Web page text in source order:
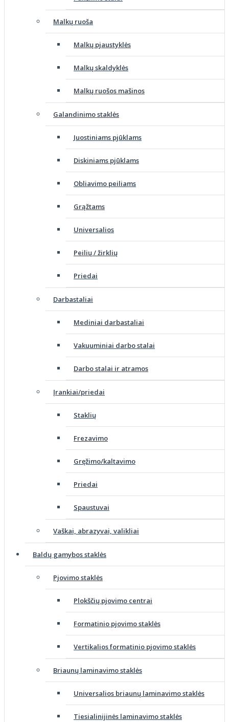
Malkų ruoša
Malkų pjaustyklės
Malkų skaldyklės
Malkų ruošos mašinos
Galandinimo staklės
Juostiniams pjūklams
Diskiniams pjūklams
Obliavimo peiliams
Grąžtams
Universalios
Peilių / žirklių
Priedai
Darbastaliai
Mediniai darbastaliai
Vakuuminiai darbo stalai
Darbo stalai ir atramos
Įrankiai/priedai
Staklių
Frezavimo
Gręžimo/kaltavimo
Priedai
Spaustuvai
Vaškai, abrazyvai, valikliai
Baldų gamybos staklės
Pjovimo staklės
Plokščių pjovimo centrai
Formatinio pjovimo staklės
Vertikalios formatinio pjovimo staklės
Briaunų laminavimo staklės
Universalios briaunų laminavimo staklės
Tiesialinijinės laminavimo staklės